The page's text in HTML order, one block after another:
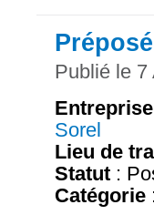
Publié le 7
Entreprise
Sorel
Lieu de
Statut :
Catégorie